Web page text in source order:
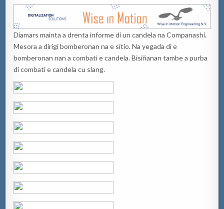
Diamars mainta a drenta informe di un candela na Companashi.
Mesora a dirigi bomberonan na e sitio. Na yegada di e
bomberonan nan a combati e candela. Bisiñanan tambe a purba
di combati e candela cu slang.